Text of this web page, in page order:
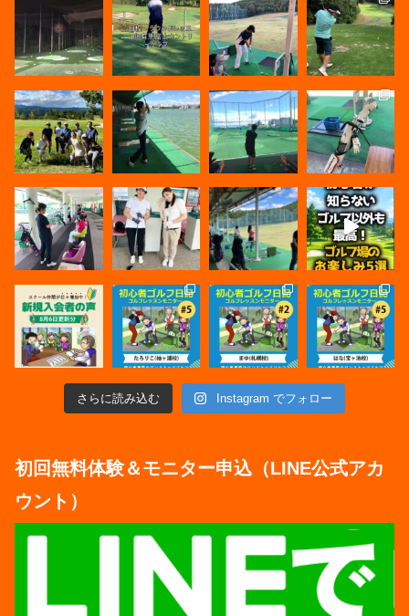
さらに読み込む Instagram でフォロー
初回無料体験＆モニター申込（LINE公式アカ
ウント）